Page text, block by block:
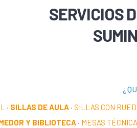
SERVICIOS
· SILLAS DE AULA· SILLAS CON
Y BIBLIOTECA · MESAS